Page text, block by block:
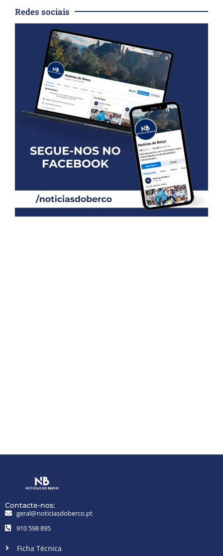
Redes sociais
Contacte-nos:
geral@noticiasdoberco.pt
910 598 895
Ficha Técnica